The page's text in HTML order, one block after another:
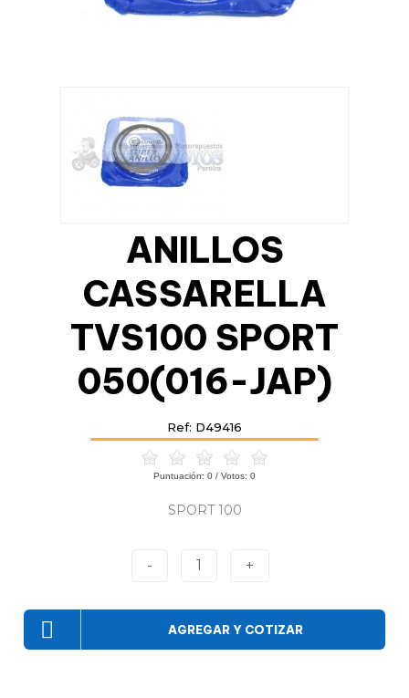
ANILLOS
CASSARELLA
TVS100 SPORT
050(016-JAP)
Ref: D49416
Puntuación: 0 / Votos: 0
SPORT 100
- 1 +
AGREGAR Y COTIZAR